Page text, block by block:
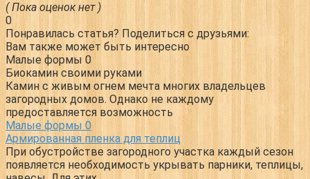
( Пока оценок нет )
0
Понравилась статья? Поделиться с друзьями:
Вам также может быть интересно
Малые формы 0
Биокамин своими руками
Камин с живым огнем мечта многих владельцев
загородных домов. Однако не каждому
предоставляется возможность
Малые формы 0
Армированная пленка для теплиц
При обустройстве загородного участка каждый сезон
появляется необходимость укрывать парники, теплицы,